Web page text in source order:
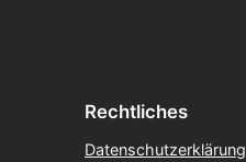
Rechtliches
Datenschutzerklärung